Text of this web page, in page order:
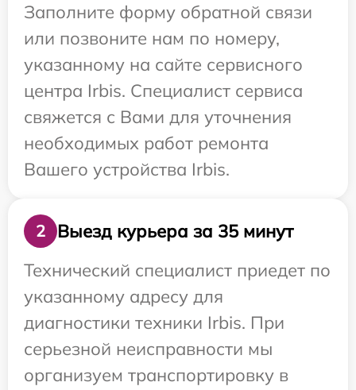
Заполните форму обратной связи
или позвоните нам по номеру,
указанному на сайте сервисного
центра Irbis. Специалист сервиса
свяжется с Вами для уточнения
необходимых работ ремонта
Вашего устройства Irbis.
2
Выезд курьера за 35 минут
Технический специалист приедет по
указанному адресу для
диагностики техники Irbis. При
серьезной неисправности мы
организуем транспортировку в